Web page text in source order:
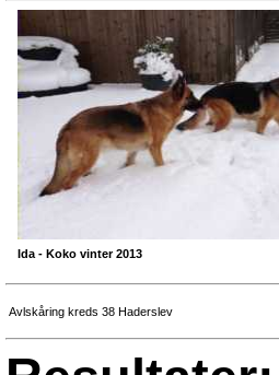
Ida - Koko vinter 2013
Avlskåring kreds 38 Haderslev